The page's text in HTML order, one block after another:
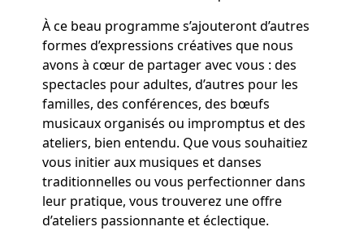
À ce beau programme s’ajouteront d’autres
formes d’expressions créatives que nous
avons à cœur de partager avec vous : des
spectacles pour adultes, d’autres pour les
familles, des conférences, des bœufs
musicaux organisés ou impromptus et des
ateliers, bien entendu. Que vous souhaitiez
vous initier aux musiques et danses
traditionnelles ou vous perfectionner dans
leur pratique, vous trouverez une offre
d’ateliers passionnante et éclectique.